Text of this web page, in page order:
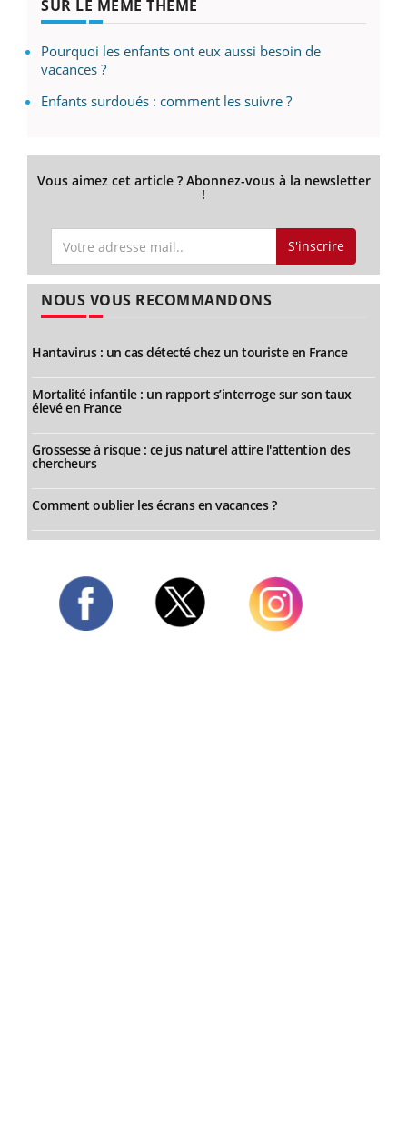
SUR LE MÊME THÈME
Pourquoi les enfants ont eux aussi besoin de
vacances ?
Enfants surdoués : comment les suivre ?
Vous aimez cet article ? Abonnez-vous à la newsletter
!
S'inscrire
NOUS VOUS RECOMMANDONS
Hantavirus : un cas détecté chez un touriste en France
Mortalité infantile : un rapport s’interroge sur son taux
élevé en France
Grossesse à risque : ce jus naturel attire l'attention des
chercheurs
Comment oublier les écrans en vacances ?